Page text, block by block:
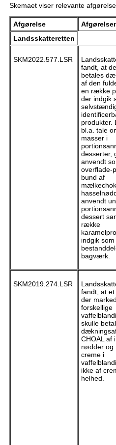
Skemaet viser relevante
Afgørelse
Landsskatteretten
SKM2022.577.LSR
fandt, at
betales
af den
en række
der indgik
produkter.
bl.a. tale
masser i
desserter,
anvendt
overflade-
bund af
anvendt
dessert
række
indgik som
bagværk.
SKM2019.274.LSR
fandt, at et
der
forskellige
skulle
CHOAL af
nødder og
creme i
ikke af
helhed.